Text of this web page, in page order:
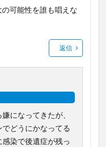
可能性を誰も唱えな
返信
になってきたが、
どうにかなってる
染で後遺症が残っ